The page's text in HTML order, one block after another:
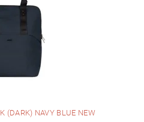
(DARK) NAVY BLUE NEW